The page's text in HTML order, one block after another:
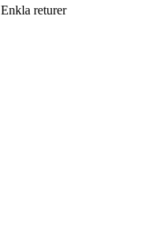
Enkla returer